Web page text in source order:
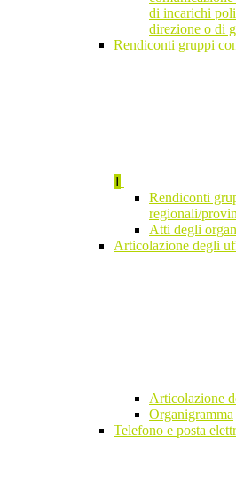
di incarichi
direzione o di
Rendiconti gruppi
1
Rendiconti
regionali/
Atti degli
Articolazione degli
Articolazione
Organigramma
Telefono e posta